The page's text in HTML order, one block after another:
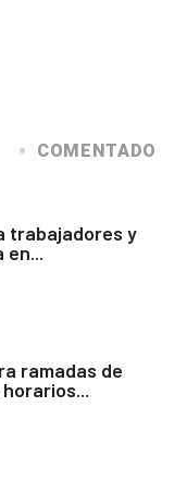
COMENTADO
trabajadores y
en...
ramadas de